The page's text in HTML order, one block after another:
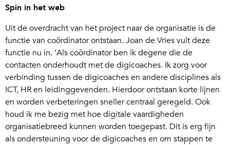
Spin in het web
Uit de overdracht van het project naar de organisatie is de
functie van coördinator ontstaan. Joan de Vries vult deze
functie nu in. ‘Als coördinator ben ik degene die de
contacten onderhoudt met de digicoaches. Ik zorg voor
verbinding tussen de digicoaches en andere disciplines als
ICT, HR en leidinggevenden. Hierdoor ontstaan korte lijnen
en worden verbeteringen sneller centraal geregeld. Ook
houd ik me bezig met hoe digitale vaardigheden
organisatiebreed kunnen worden toegepast. Dit is erg fijn
als ondersteuning voor de digicoaches en om stappen te